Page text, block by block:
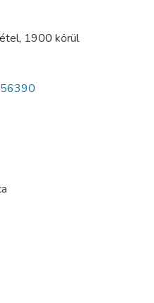
, 1900 körül